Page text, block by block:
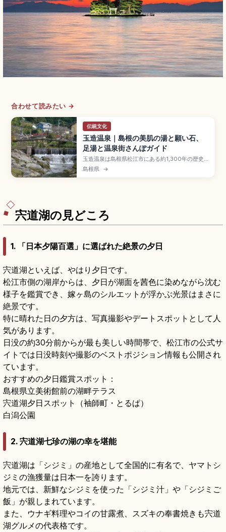
合わせて読みたい →
伝統文化
玉造温泉｜島根の美肌の湯と願い石、
足湯と温泉街さんぽガイド
玉造温泉は島根県松江市にある約1,300年の歴史
を持つ日本最古級の温泉で、出雲国風土記にも記
載のある「美肌の湯」。ナトリウム・カルシウム-
島根県 →
宍道湖の見どころ
1. 「日本夕陽百選」に選ばれた絶景の夕日
宍道湖といえば、やはり夕日です。
松江市側の湖岸からは、夕日が湖面を茜色に染めながら沈む
様子を鑑賞でき、嫁ヶ島のシルエットが浮かぶ光景はまさに
絶景です。
特に晴れた日の夕方は、写真撮影やデートスポットとして人
気があります。
日没の約30分前からが最も美しい時間帯で、松江市の公式サ
イトでは日没時刻や撮影のベストポジション情報も公開され
ています。
おすすめの夕日鑑賞スポット：
島根県立美術館前の湖畔テラス
宍道湖夕日スポット（袖師町・とるぱ）
白潟公園
2. 宍道湖七珍の湖の幸を堪能
宍道湖は「シジミ」の産地として全国的に有名で、ヤマトシ
ジミの漁獲量は日本一を誇ります。
地元では、新鮮なシジミを使った「シジミ汁」や「シジミご
飯」が親しまれています。
また、ウナギ料理やコイの甘露煮、スズキの奉書焼きも宍道
湖グルメの代表格です。